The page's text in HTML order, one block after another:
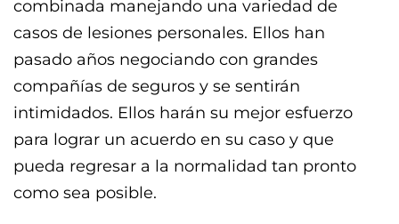
combinada manejando una variedad de
casos de lesiones personales. Ellos han
pasado años negociando con grandes
compañías de seguros y se sentirán
intimidados. Ellos harán su mejor esfuerzo
para lograr un acuerdo en su caso y que
pueda regresar a la normalidad tan pronto
como sea posible.